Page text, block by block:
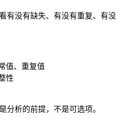
有没有缺失、有没有重复、有没
值、重复值
性
分析的前提，不是可选项。